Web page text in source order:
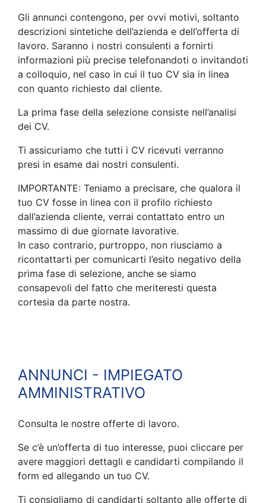
Gli annunci contengono, per ovvi motivi, soltanto
descrizioni sintetiche dell’azienda e dell’offerta di
lavoro. Saranno i nostri consulenti a fornirti
informazioni più precise telefonandoti o invitandoti
a colloquio, nel caso in cui il tuo CV sia in linea
con quanto richiesto dal cliente.
La prima fase della selezione consiste nell’analisi
dei CV.
Ti assicuriamo che tutti i CV ricevuti verranno
presi in esame dai nostri consulenti.
IMPORTANTE: Teniamo a precisare, che qualora il
tuo CV fosse in linea con il profilo richiesto
dall’azienda cliente, verrai contattato entro un
massimo di due giornate lavorative.
In caso contrario, purtroppo, non riusciamo a
ricontattarti per comunicarti l’esito negativo della
prima fase di selezione, anche se siamo
consapevoli del fatto che meriteresti questa
cortesia da parte nostra.
ANNUNCI - IMPIEGATO
AMMINISTRATIVO
Consulta le nostre offerte di lavoro.
Se c’è un’offerta di tuo interesse, puoi cliccare per
avere maggiori dettagli e candidarti compilando il
form ed allegando un tuo CV.
Ti consigliamo di candidarti soltanto alle offerte di